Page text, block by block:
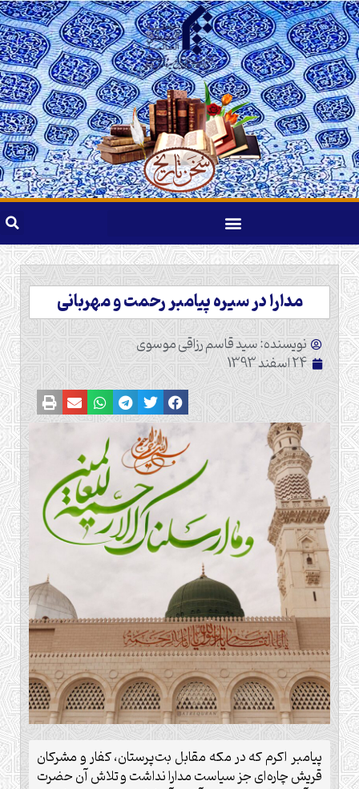
مدارا در سیره پیامبر رحمت و مهربانی
نویسنده: سید قاسم رزاقی موسوی
24 اسفند 1393
پیامبر اکرم که در مکه مقابل بت‌‏پرستان، کفار و مشرکان
قریش چاره‌ای جز سیاست مدارا نداشت و تلاش آن حضرت